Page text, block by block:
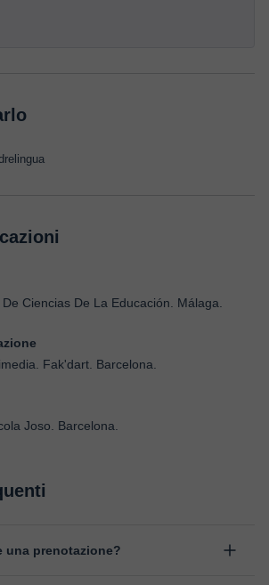
Ciencias De La Educación. Málaga.
Fak'dart. Barcelona.
Joso. Barcelona.
una prenotazione?